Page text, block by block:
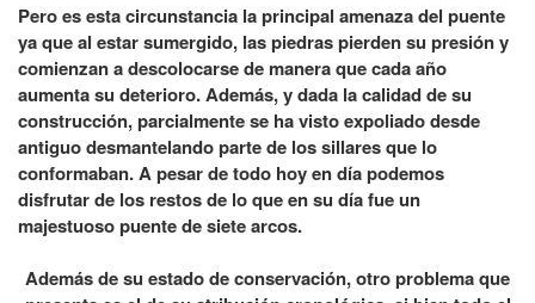
Pero es esta circunstancia la principal amenaza del puente
ya que al estar sumergido, las piedras pierden su presión y
comienzan a descolocarse de manera que cada año
aumenta su deterioro. Además, y dada la calidad de su
construcción, parcialmente se ha visto expoliado desde
antiguo desmantelando parte de los sillares que lo
conformaban. A pesar de todo hoy en día podemos
disfrutar de los restos de lo que en su día fue un
majestuoso puente de siete arcos.
Además de su estado de conservación, otro problema que